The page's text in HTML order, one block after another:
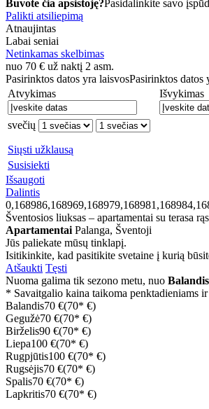
Buvote čia apsistoję? Pasidalinkite savo
Palikti atsiliepimą
Atnaujintas
Labai seniai
Netinkamas skelbimas
nuo 70 € už naktį 2 asm.
Pasirinktos datos yra laisvosPasirinktos datos
Atvykimas
Išvykimas
svečių
Siųsti užklausą
Susisiekti
Išsaugoti
Dalintis
Šventosios liuksas – apartamentai su terasa
Apartamentai Palanga, Šventoji
Jūs paliekate mūsų tinklapį.
Isitikinkite, kad pasitikite svetaine į kurią
Atšaukti Tęsti
Nuoma galima tik sezono metu, nuo
* Savaitgalio kaina taikoma penktadieniams ir
Balandis70 €(70* €)
Gegužė70 €(70* €)
Birželis90 €(70* €)
Liepa100 €(70* €)
Rugpjūtis100 €(70* €)
Rugsėjis70 €(70* €)
Spalis70 €(70* €)
Lapkritis70 €(70* €)